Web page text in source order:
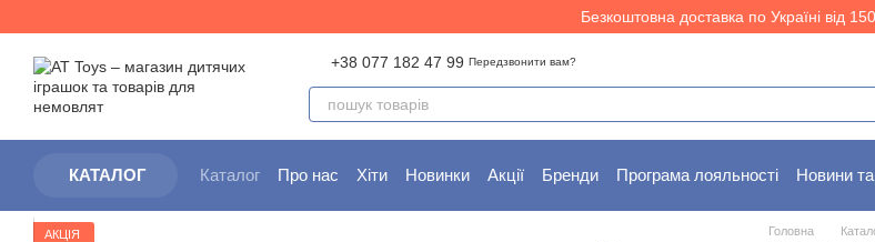
Безкоштовна доставка по Україні від
+38 077 182 47 99 Передзвонити вам?
КАТАЛОГ Каталог Про нас Хіти Новинки Акції Бренди Програма лояльності Новини та
АКЦІЯ
Головна